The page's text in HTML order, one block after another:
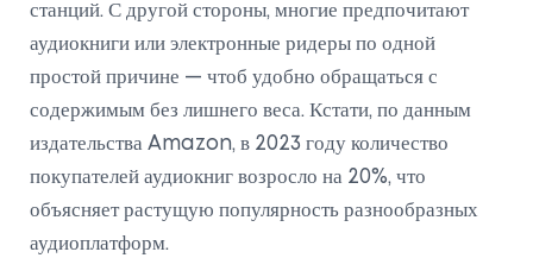
станций. С другой стороны, многие предпочитают
аудиокниги или электронные ридеры по одной
простой причине — чтоб удобно обращаться с
содержимым без лишнего веса. Кстати, по данным
издательства Amazon, в 2023 году количество
покупателей аудиокниг возросло на 20%, что
объясняет растущую популярность разнообразных
аудиоплатформ.